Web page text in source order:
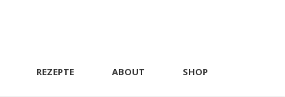
REZEPTE ABOUT SHOP